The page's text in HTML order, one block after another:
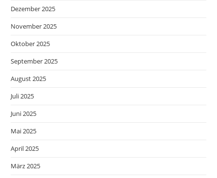
Dezember 2025
November 2025
Oktober 2025
September 2025
August 2025
Juli 2025
Juni 2025
Mai 2025
April 2025
März 2025